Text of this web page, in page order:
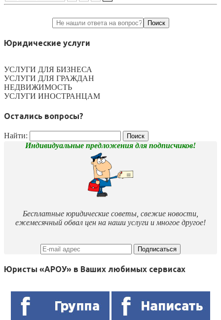
Юридические услуги
УСЛУГИ ДЛЯ БИЗНЕСА
УСЛУГИ ДЛЯ ГРАЖДАН
НЕДВИЖИМОСТЬ
УСЛУГИ ИНОСТРАНЦАМ
Остались вопросы?
Найти:
Индивидуальные предложения для подписчиков!
Бесплатные юридические советы, свежие новости,
ежемесячный обвал цен на наши услуги и многое другое!
Юристы «АРОУ» в Ваших любимых сервисах